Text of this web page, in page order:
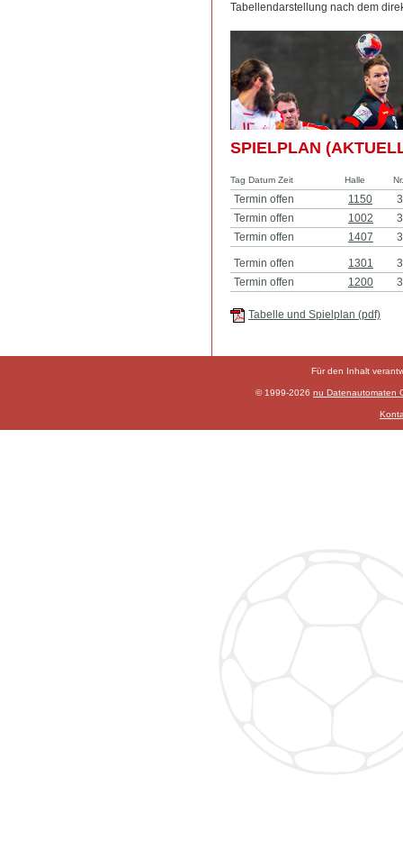
Tabellendarstellung nach dem
SPIELPLAN
Tag Datum Zeit Halle Nr.
Termin offen 1150
Termin offen
1002
Termin offen
1407
Termin offen 1301
Termin offen
1200
Tabelle und Spielplan (pdf)
Für den Inhalt
© 1999-2026 nu Datenautomaten